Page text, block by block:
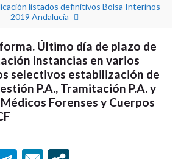
listados definitivos Bolsa Interinos
2019 Andalucía
Último día de plazo de
instancias en varios
selectivos estabilización de
P.A., Tramitación P.A. y
Forenses y Cuerpos